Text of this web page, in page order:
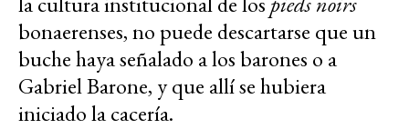
bonaerenses, no puede descartarse que un
buche haya señalado a los barones o a
Gabriel Barone, y que allí se hubiera
iniciado la cacería.